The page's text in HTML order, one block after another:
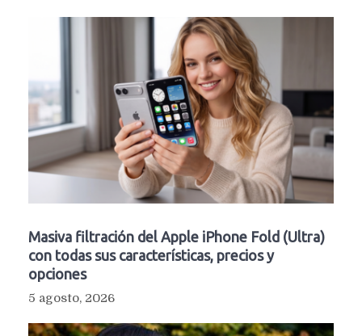
Masiva filtración del Apple iPhone Fold (Ultra)
con todas sus características, precios y
opciones
5 agosto, 2026